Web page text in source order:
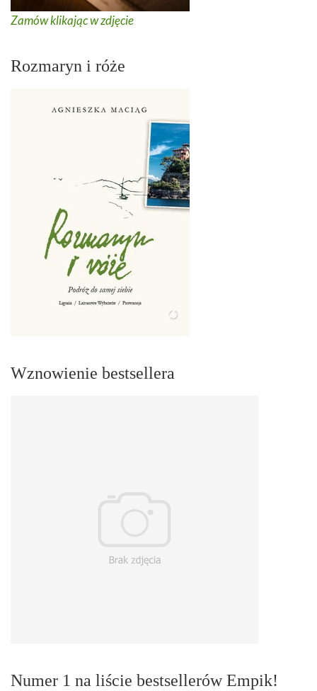
Zamów klikając w zdjęcie
Rozmaryn i róże
Wznowienie bestsellera
Numer 1 na liście bestsellerów Empik!